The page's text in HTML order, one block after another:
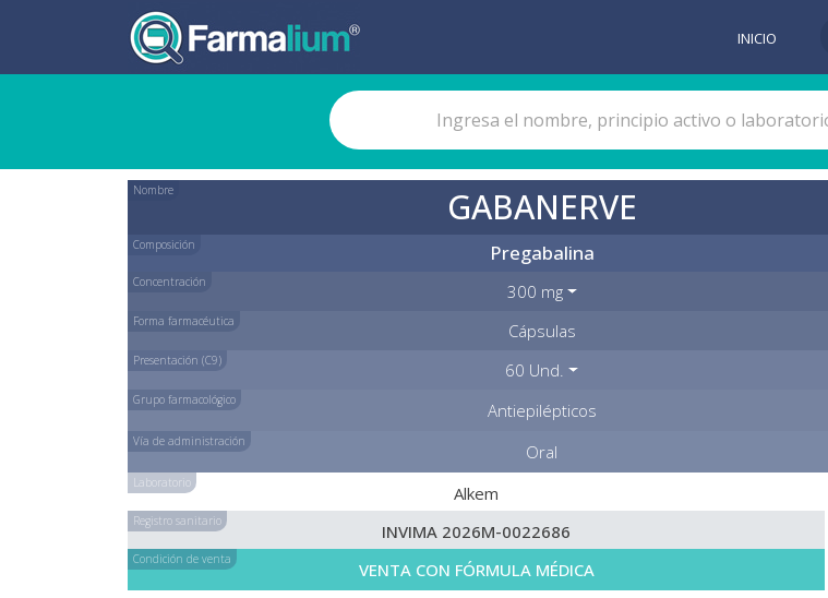
INICIO
Nombre GABANERVE
Composición Pregabalina
Concentración 300 mg
Forma farmacéutica Cápsulas
Presentación (C9) 60 Und.
Grupo farmacológico Antiepilépticos
Vía de administración Oral
Laboratorio Alkem
Registro sanitario INVIMA 2026M-0022686
Condición de venta VENTA CON FÓRMULA MÉDICA